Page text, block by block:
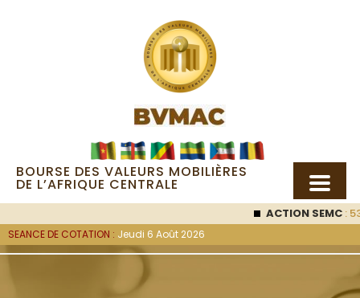
BOURSE DES VALEURS MOBILIÈRES
DE L’AFRIQUE CENTRALE
ACTION SEMC:
SEANCE DE COTATION : Jeudi 6 Août 2026